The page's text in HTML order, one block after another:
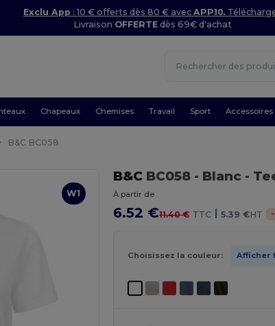
Exclu App : 10 € offerts dès 80 € avecAPP10.
Livraison OFFERTE dès 69€ d'achat
Chapeaux Chemises Travail Sport Accessoires
B&C BC058
W1
B&CBC058 - Blanc-
À partir de
6.52 €11.40 € TTC | 5.39 €HT -
Choisissez la couleur: Afficher